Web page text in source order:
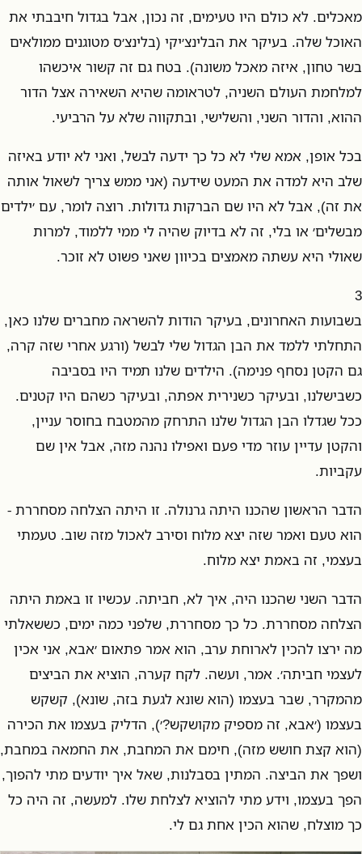
מאכלים. לא כולם היו טעימים, זה נכון, אבל בגדול חיבבתי את
האוכל שלה. בעיקר את הבלינצ׳יקי (בלינצ׳ס מטוגנים ממולאים
בשר טחון, איזה מאכל משונה). בטח גם זה קשור איכשהו
למלחמת העולם השניה, לטראומה שהיא השאירה אצל הדור
ההוא, והדור השני, והשלישי, ובתקווה שלא על הרביעי.
בכל אופן, אמא שלי לא כל כך ידעה לבשל, ואני לא יודע באיזה
שלב היא למדה את המעט שידעה (אני ממש צריך לשאול אותה
את זה), אבל לא היו שם הברקות גדולות. רוצה לומר, עם ׳ילדים
מבשלים׳ או בלי, זה לא בדיוק שהיה לי ממי ללמוד, למרות
שאולי היא עשתה מאמצים בכיוון שאני פשוט לא זוכר.
3
בשבועות האחרונים, בעיקר הודות להשראה מחברים שלנו כאן,
התחלתי ללמד את הבן הגדול שלי לבשל (ורגע אחרי שזה קרה,
גם הקטן נסחף פנימה). הילדים שלנו תמיד היו בסביבה
כשבישלנו, ובעיקר כשנירית אפתה, ובעיקר כשהם היו קטנים.
ככל שגדלו הבן הגדול שלנו התרחק מהמטבח בחוסר עניין,
והקטן עדיין עוזר מדי פעם ואפילו נהנה מזה, אבל אין שם
עקביות.
הדבר הראשון שהכנו היתה גרנולה. זו היתה הצלחה מסחררת -
הוא טעם ואמר שזה יצא מלוח וסירב לאכול מזה שוב. טעמתי
בעצמי, זה באמת יצא מלוח.
הדבר השני שהכנו היה, איך לא, חביתה. עכשיו זו באמת היתה
הצלחה מסחררת. כל כך מסחררת, שלפני כמה ימים, כששאלתי
מה ירצו להכין לארוחת ערב, הוא אמר פתאום ׳אבא, אני אכין
לעצמי חביתה׳. אמר, ועשה. לקח קערה, הוציא את הביצים
מהמקרר, שבר בעצמו (הוא שונא לגעת בזה, שונא), קשקש
בעצמו (׳אבא, זה מספיק מקושקש?׳), הדליק בעצמו את הכירה
(הוא קצת חושש מזה), חימם את המחבת, את החמאה במחבת,
ושפך את הביצה. המתין בסבלנות, שאל איך יודעים מתי להפוך,
הפך בעצמו, וידע מתי להוציא לצלחת שלו. למעשה, זה היה כל
כך מוצלח, שהוא הכין אחת גם לי.